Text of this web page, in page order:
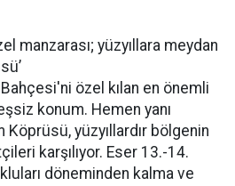
manzarası; yüzyıllara meydan
özel kılan en önemli
konum. Hemen yanı
Köprüsü, yüzyıllardır bölgenin
karşılıyor. Eser 13.-14.
döneminden kalma ve